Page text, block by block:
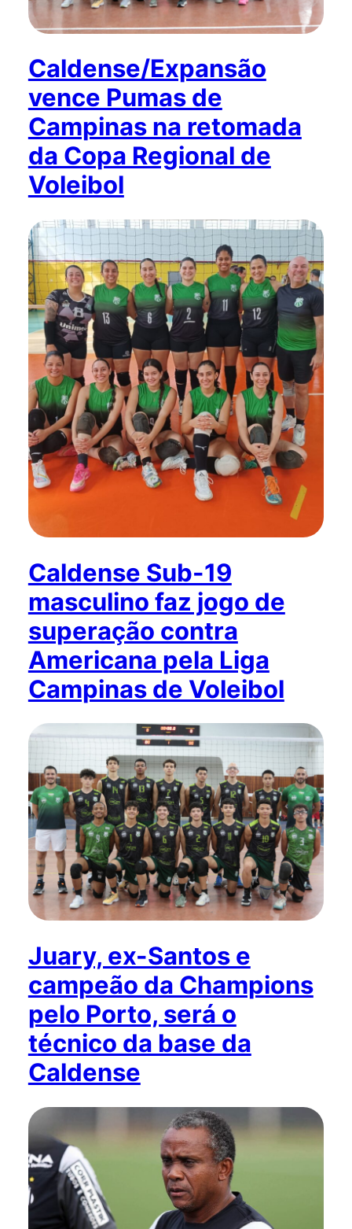
Caldense/Expansão
vence Pumas de
Campinas na retomada
da Copa Regional de
Voleibol
Caldense Sub-19
masculino faz jogo de
superação contra
Americana pela Liga
Campinas de Voleibol
Juary, ex-Santos e
campeão da Champions
pelo Porto, será o
técnico da base da
Caldense